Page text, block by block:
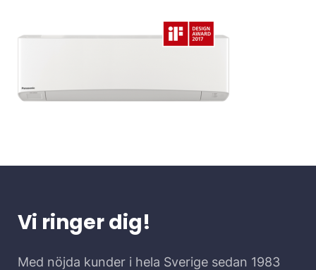
Vi ringer dig!
Med nöjda kunder i hela Sverige sedan 1983